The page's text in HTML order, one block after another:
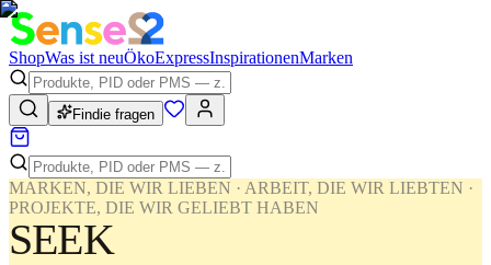
ShopWas ist neuÖkoExpressInspirationenMarken
Findie fragen
MARKEN, DIE WIR LIEBEN · ARBEIT, DIE WIR LIEBTEN ·
PROJEKTE, DIE WIR GELIEBT HABEN
SEEK